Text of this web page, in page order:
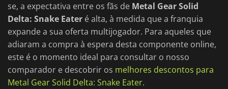
se, a expectativa entre os fãs de Metal Gear Solid
Delta: Snake Eater é alta, à medida que a franquia
expande a sua oferta multijogador. Para aqueles que
adiaram a compra à espera desta componente online,
este é o momento ideal para consultar o nosso
comparador e descobrir os melhores descontos para
Metal Gear Solid Delta: Snake Eater.